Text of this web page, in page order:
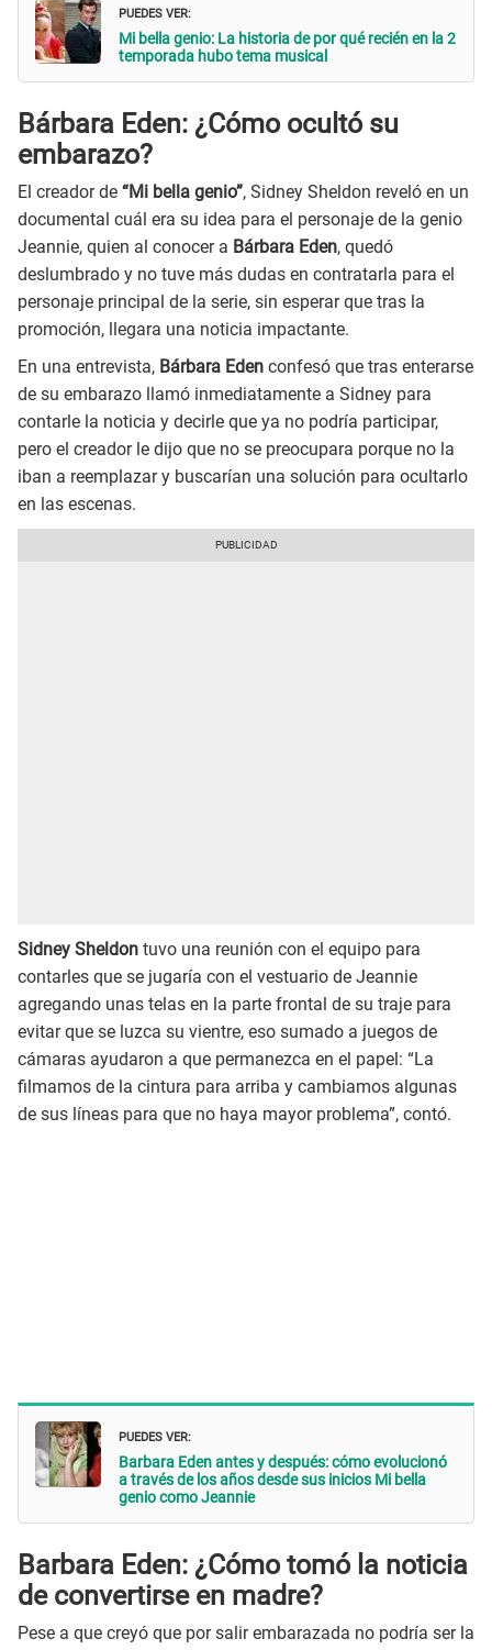
PUEDES VER:
Mi bella genio: La historia de por qué recién en la 2
temporada hubo tema musical
Bárbara Eden: ¿Cómo ocultó su
embarazo?
El creador de “Mi bella genio”, Sidney Sheldon reveló en un
documental cuál era su idea para el personaje de la genio
Jeannie, quien al conocer a Bárbara Eden, quedó
deslumbrado y no tuve más dudas en contratarla para el
personaje principal de la serie, sin esperar que tras la
promoción, llegara una noticia impactante.
En una entrevista, Bárbara Eden confesó que tras enterarse
de su embarazo llamó inmediatamente a Sidney para
contarle la noticia y decirle que ya no podría participar,
pero el creador le dijo que no se preocupara porque no la
iban a reemplazar y buscarían una solución para ocultarlo
en las escenas.
Sidney Sheldon tuvo una reunión con el equipo para
contarles que se jugaría con el vestuario de Jeannie
agregando unas telas en la parte frontal de su traje para
evitar que se luzca su vientre, eso sumado a juegos de
cámaras ayudaron a que permanezca en el papel: “La
filmamos de la cintura para arriba y cambiamos algunas
de sus líneas para que no haya mayor problema”, contó.
PUEDES VER:
Barbara Eden antes y después: cómo evolucionó
a través de los años desde sus inicios Mi bella
genio como Jeannie
Barbara Eden: ¿Cómo tomó la noticia
de convertirse en madre?
Pese a que creyó que por salir embarazada no podría ser la